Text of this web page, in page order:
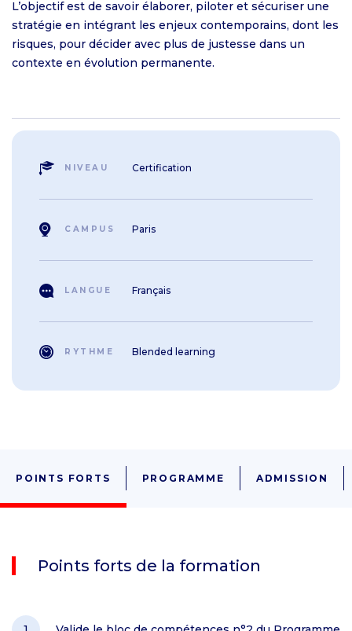
L’objectif est de savoir élaborer, piloter et sécuriser une
stratégie en intégrant les enjeux contemporains, dont les
risques, pour décider avec plus de justesse dans un
contexte en évolution permanente.
NIVEAU Certification
CAMPUS Paris
LANGUE Français
RYTHME Blended learning
POINTS FORTS PROGRAMME ADMISSION
Points forts de la formation